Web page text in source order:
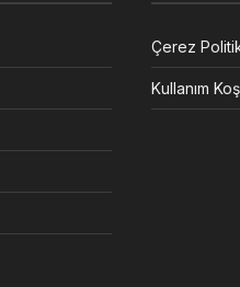
Çerez
Kullanım